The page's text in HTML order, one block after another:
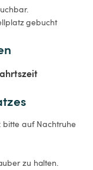
gebucht
bitte auf Nachtruhe
zu halten.